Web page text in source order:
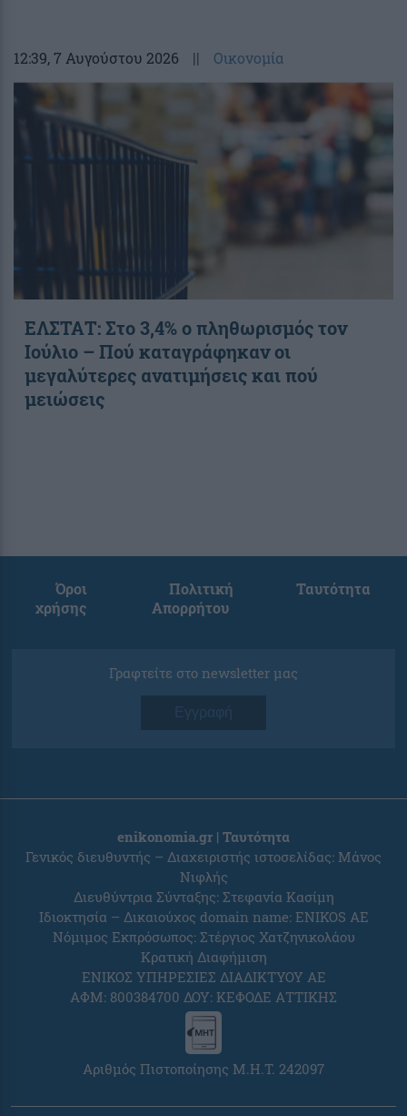
12:39, 7 Αυγούστου 2026 || Οικονομία
ΕΛΣΤΑΤ: Στο 3,4% ο πληθωρισμός τον
Ιούλιο – Πού καταγράφηκαν οι
μεγαλύτερες ανατιμήσεις και πού
μειώσεις
Όροι
χρήσης
Πολιτική
Απορρήτου
Ταυτότητα
Γραφτείτε στο newsletter μας
Εγγραφή
enikonomia.gr | Ταυτότητα
Γενικός διευθυντής – Διαχειριστής ιστοσελίδας: Μάνος
Νιφλής
Διευθύντρια Σύνταξης: Στεφανία Κασίμη
Ιδιοκτησία – Δικαιούχος domain name: ENIKOS AE
Νόμιμος Εκπρόσωπος: Στέργιος Χατζηνικολάου
Κρατική Διαφήμιση
ΕΝΙΚΟΣ ΥΠΗΡΕΣΙΕΣ ΔΙΑΔΙΚΤΥΟΥ ΑΕ
ΑΦΜ: 800384700 ΔΟΥ: ΚΕΦΟΔΕ ΑΤΤΙΚΗΣ
Αριθμός Πιστοποίησης Μ.Η.Τ. 242097